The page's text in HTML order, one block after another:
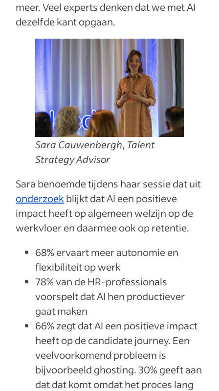
meer. Veel experts denken dat we met AI
dezelfde kant opgaan.
Sara Cauwenbergh, Talent
Strategy Advisor
Sara benoemde tijdens haar sessie dat uit
onderzoek blijkt dat AI een positieve
impact heeft op algemeen welzijn op de
werkvloer en daarmee ook op retentie.
68% ervaart meer autonomie en
flexibiliteit op werk
78% van de HR-professionals
voorspelt dat AI hen productiever
gaat maken
66% zegt dat AI een positieve impact
heeft op de candidate journey. Een
veelvoorkomend probleem is
bijvoorbeeld ghosting. 30% geeft aan
dat dat komt omdat het proces lang